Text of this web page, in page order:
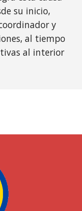
su inicio,
y
al tiempo
al interior